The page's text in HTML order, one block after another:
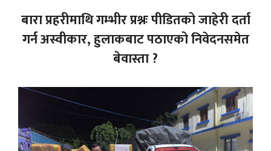
बारा प्रहरीमाथि गम्भीर प्रश्नः पीडितको जाहेरी दर्ता
गर्न अस्वीकार, हुलाकबाट पठाएको निवेदनसमेत
बेवास्ता ?